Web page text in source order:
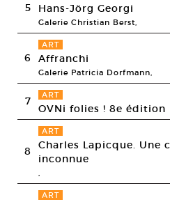
5 Hans-Jörg Georgi
Galerie Christian Berst,
6
ART
Affranchi
Galerie Patricia Dorfmann,
7 ART
OVNi folies ! 8e édition
8
ART
Charles Lapicque. Une
inconnue
,
ART